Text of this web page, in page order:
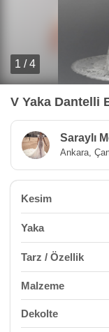
1 / 4
V Yaka Dantelli
Saraylı
Ankara,
Kesim
Yaka
Tarz / Özellik
Malzeme
Dekolte